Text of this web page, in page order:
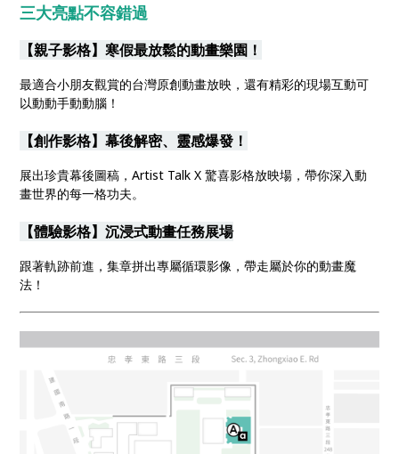
三大亮點不容錯過
【親子影格】寒假最放鬆的動畫樂園！
最適合小朋友觀賞的台灣原創動畫放映，還有精彩的現場互動可
以動動手動動腦！
【創作影格】幕後解密、靈感爆發！
展出珍貴幕後圖稿，Artist Talk X 驚喜影格放映場，帶你深入動
畫世界的每一格功夫。
【體驗影格】沉浸式動畫任務展場
跟著軌跡前進，集章拼出專屬循環影像，帶走屬於你的動畫魔
法！